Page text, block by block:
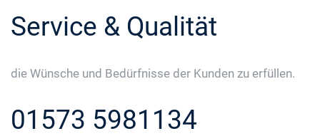
Service & Qualität
die Wünsche und Bedürfnisse der Kunden zu erfüllen.
01573 5981134